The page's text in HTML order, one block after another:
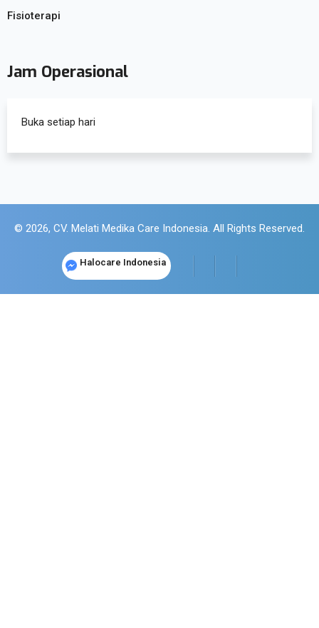
Fisioterapi
Jam Operasional
Buka setiap hari
© 2026, CV. Melati Medika Care Indonesia. All Rights Reserved.
Halocare Indonesia